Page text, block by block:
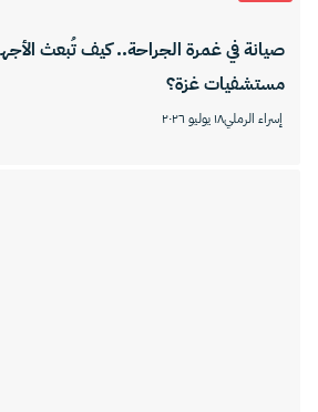
صيانة في غمرة الجراحة.. كيف تُبعث
مستشفيات غزة؟
إسراء الرملي١٨ يوليو ٢٠٢٦